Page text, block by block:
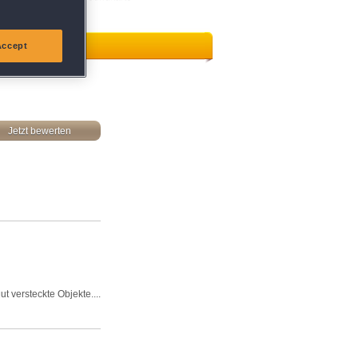
Jetzt bewerten
versteckte Objekte....